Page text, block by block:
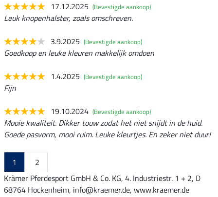
17.12.2025 (Bevestigde aankoop)
Leuk knopenhalster, zoals omschreven.
3.9.2025 (Bevestigde aankoop)
Goedkoop en leuke kleuren makkelijk omdoen
1.4.2025 (Bevestigde aankoop)
Fijn
19.10.2024 (Bevestigde aankoop)
Mooie kwaliteit. Dikker touw zodat het niet snijdt in de huid.
Goede pasvorm, mooi ruim. Leuke kleurtjes. En zeker niet duur!
1
2
Krämer Pferdesport GmbH & Co. KG, 4. Industriestr. 1 + 2, D
68764 Hockenheim, info@kraemer.de, www.kraemer.de